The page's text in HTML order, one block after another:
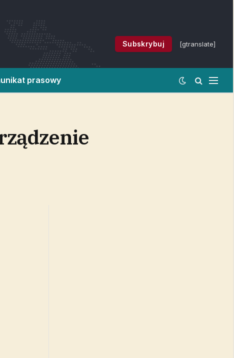
Subskrybuj [gtranslate]
prasowy